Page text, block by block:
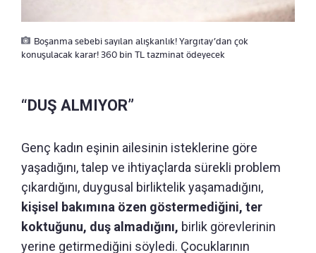
Boşanma sebebi sayılan alışkanlık! Yargıtay’dan çok
konuşulacak karar! 360 bin TL tazminat ödeyecek
“DUŞ ALMIYOR”
Genç kadın eşinin ailesinin isteklerine göre
yaşadığını, talep ve ihtiyaçlarda sürekli problem
çıkardığını, duygusal birliktelik yaşamadığını,
kişisel bakımına özen göstermediğini, ter
koktuğunu, duş almadığını, birlik görevlerinin
yerine getirmediğini söyledi. Çocuklarının